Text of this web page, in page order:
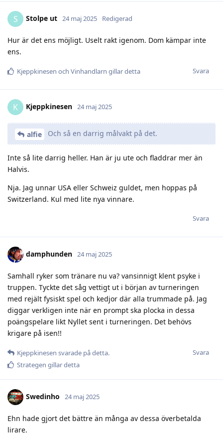
S Stolpe ut 24 maj 2025 Redigerad
Hur är det ens möjligt. Uselt rakt igenom. Dom kämpar inte
ens.
Svara
Kjeppkinesen och Vinhandlarn gillar detta
K Kjeppkinesen 24 maj 2025
alfie Och så en darrig målvakt på det.
Inte så lite darrig heller. Han är ju ute och fladdrar mer än
Halvis.
Nja. Jag unnar USA eller Schweiz guldet, men hoppas på
Switzerland. Kul med lite nya vinnare.
Svara
damphunden 24 maj 2025
Samhall ryker som tränare nu va? vansinnigt klent psyke i
truppen. Tyckte det såg vettigt ut i början av turneringen
med rejält fysiskt spel och kedjor där alla trummade på. Jag
diggar verkligen inte när en prompt ska plocka in dessa
poängspelare likt Nyllet sent i turneringen. Det behövs
krigare på isen!!
Svara
Kjeppkinesen svarade på detta.
Strategen gillar detta
Swedinho 24 maj 2025
Ehn hade gjort det bättre än många av dessa överbetalda
lirare.